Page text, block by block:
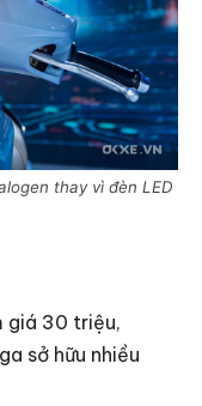
thay vì đèn LED
giá 30 triệu,
sở hữu nhiều